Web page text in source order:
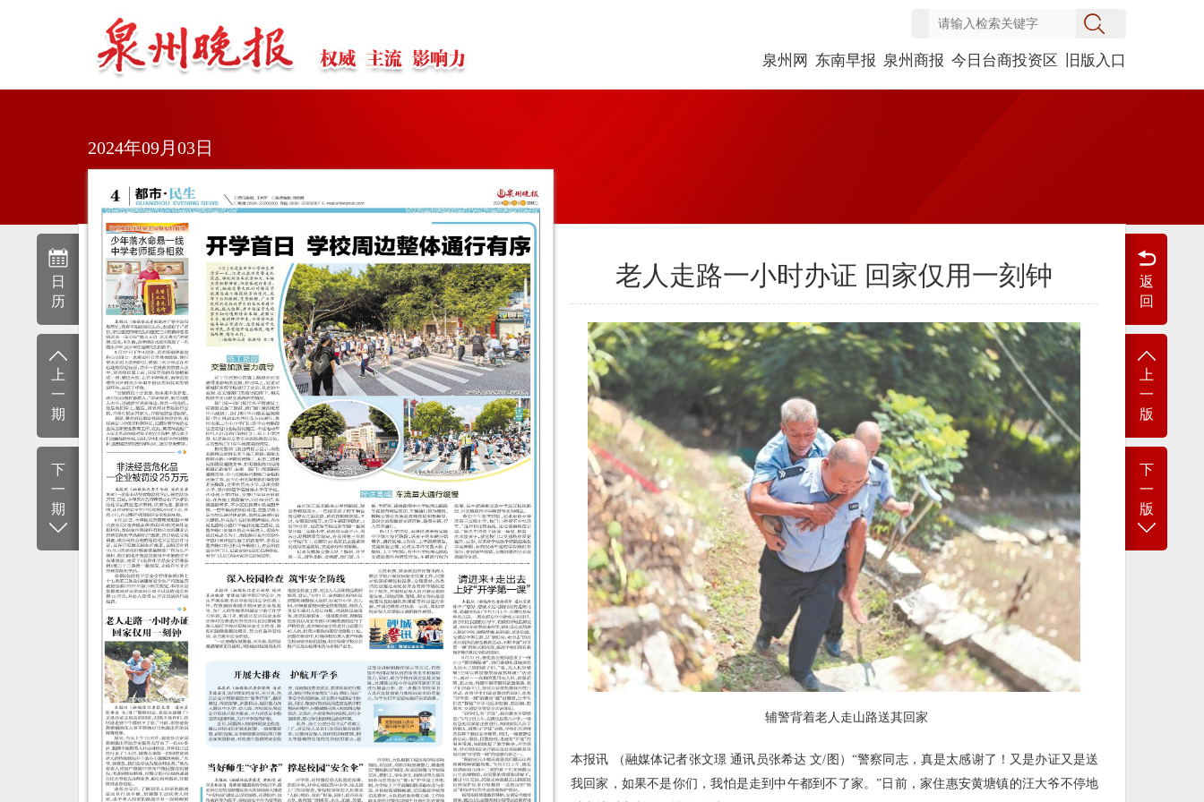
泉州网 东南早报 泉州商报 今日台商投资区 旧版入口
日
历
上
一
期
下
一
期
返
回
上
一
版
下
一
版
2024年09月03日
老人走路一小时办证 回家仅用一刻钟
辅警背着老人走山路送其回家
本报讯 （融媒体记者张文璟 通讯员张希达 文/图）“警察同志，真是太感谢了！又是办证又是送
我回家，如果不是你们，我怕是走到中午都到不了家。”日前，家住惠安黄塘镇的汪大爷不停地